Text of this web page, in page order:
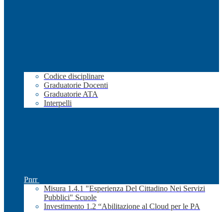
Codice disciplinare
Graduatorie Docenti
Graduatorie ATA
Interpelli
Pnrr
Misura 1.4.1 "Esperienza Del Cittadino Nei Servizi
Pubblici" Scuole
Investimento 1.2 “Abilitazione al Cloud per le PA